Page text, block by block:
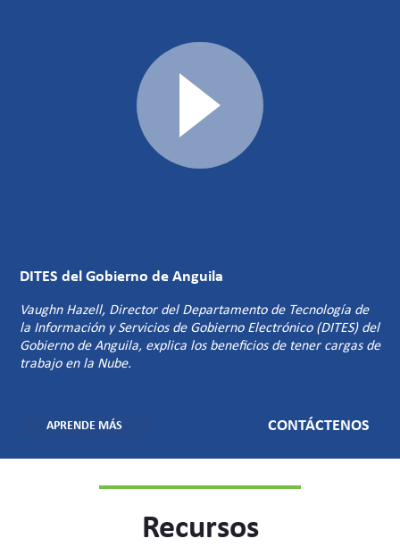
DITES del Gobierno de Anguila
Vaughn Hazell, Director del Departamento de Tecnología de
la Información y Servicios de Gobierno Electrónico (DITES) del
Gobierno de Anguila, explica los beneficios de tener cargas de
trabajo en la Nube.
APRENDE MÁS CONTÁCTENOS
Recursos